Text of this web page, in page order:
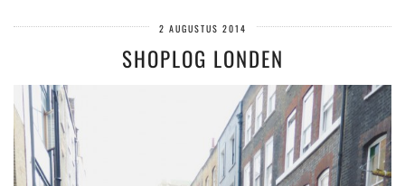
2 AUGUSTUS 2014
SHOPLOG LONDEN